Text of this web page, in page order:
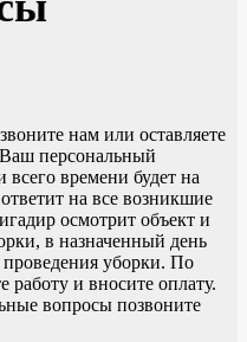
нам или оставляете
Ваш персональный
времени будет на
на все возникшие
осмотрит объект и
в назначенный день
проведения уборки. По
и вносите оплату.
вопросы позвоните